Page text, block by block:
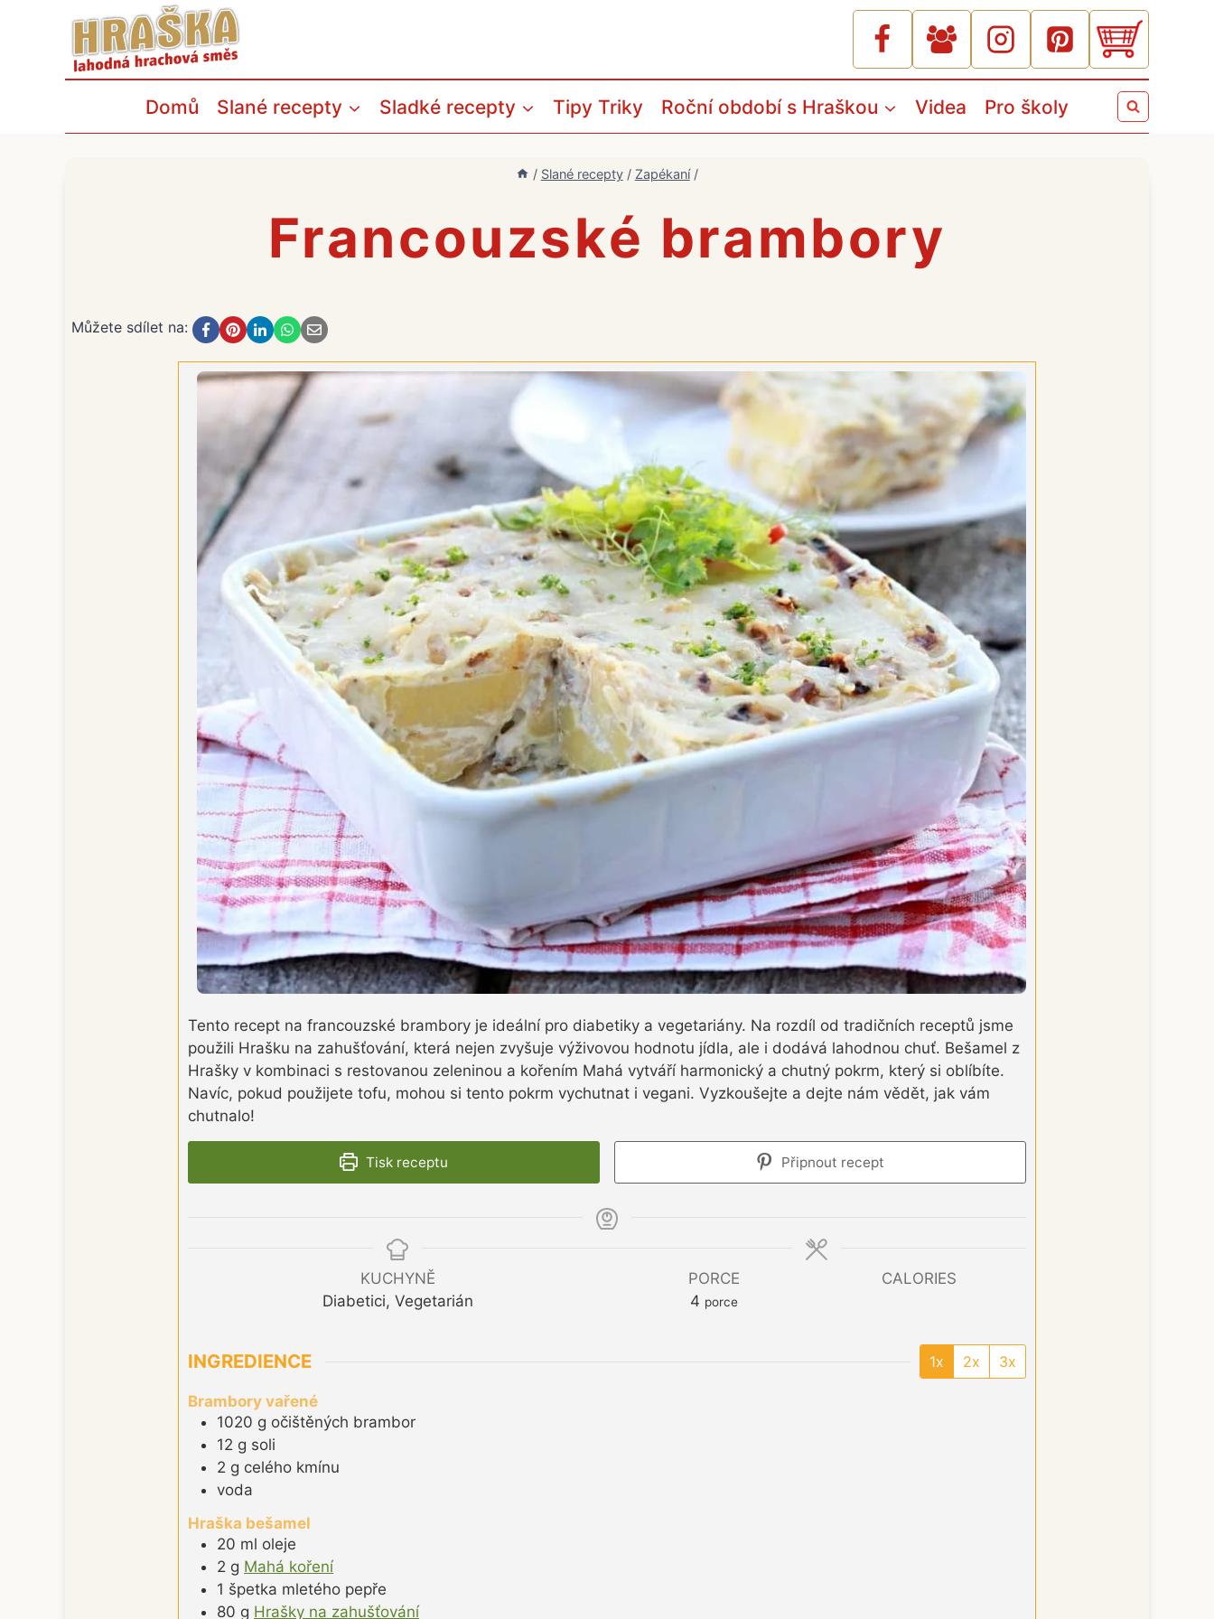
Domů Slané recepty Sladké recepty Tipy Triky Roční období s Hraškou Videa Pro školy
/ Slané recepty / Zapékaní /
Francouzské brambory
Můžete sdílet na:
Tento recept na francouzské brambory je ideální pro diabetiky a vegetariány. Na rozdíl od tradičních receptů jsme
použili Hrašku na zahušťování, která nejen zvyšuje výživovou hodnotu jídla, ale i dodává lahodnou chuť. Bešamel z
Hrašky v kombinaci s restovanou zeleninou a kořením Mahá vytváří harmonický a chutný pokrm, který si oblíbíte.
Navíc, pokud použijete tofu, mohou si tento pokrm vychutnat i vegani. Vyzkoušejte a dejte nám vědět, jak vám
chutnalo!
Tisk receptu Připnout recept
KUCHYNĚ
Diabetici, Vegetarián
PORCE
4 porce
CALORIES
INGREDIENCE 1x 2x 3x
Brambory vařené
1020 g očištěných brambor
12 g soli
2 g celého kmínu
voda
Hraška bešamel
20 ml oleje
2 g Mahá koření
1 špetka mletého pepře
80 g Hrašky na zahušťování